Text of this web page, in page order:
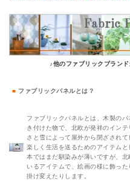
♪他のファブリックブラン
■ ファブリックパネルとは？
ファブリックパネルとは、木製の
き付けた物で、北欧が発祥のイン
さと雪によって屋外から閉ざされ
楽しく生活を送るためのアイテム
本ではまだ馴染みが薄いですが、
いるアイテムで、絵画の様に飾っ
掛け変えたりします。